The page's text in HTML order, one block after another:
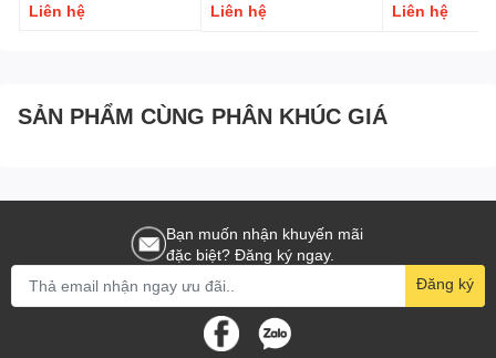
Liên hệ
Liên hệ
Liên hệ
SẢN PHẨM CÙNG PHÂN KHÚC GIÁ
Bạn muốn nhận khuyến mãi
đặc biệt? Đăng ký ngay.
Đăng ký